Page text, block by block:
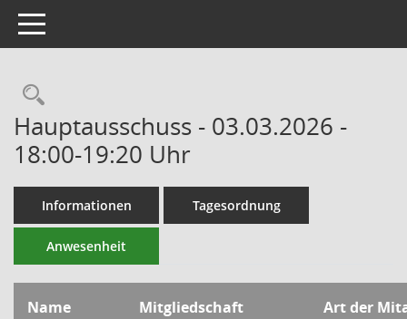
Toggle navigation
Rechercheauswahl
Hauptausschuss - 03.03.2026 -
18:00-19:20 Uhr
Informationen Tagesordnung
Anwesenheit
Name Mitgliedschaft Art der